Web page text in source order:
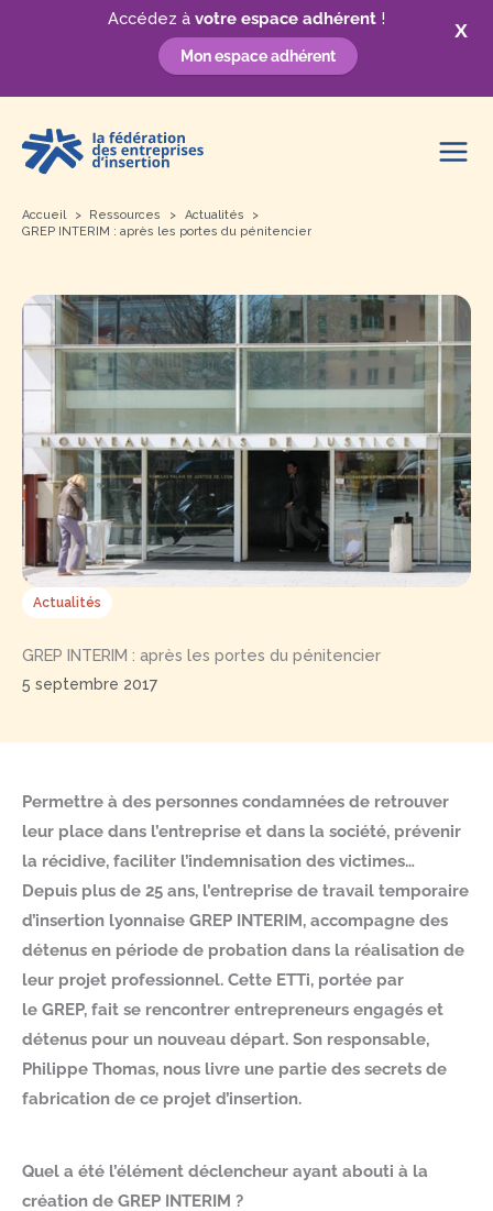
X
Accédez à votre espace adhérent !
Mon espace adhérent
contenu
Accueil Ressources
Actualités
GREP INTERIM : après les portes du pénitencier
Actualités
GREP INTERIM : après les portes du pénitencier
5 septembre 2017
Permettre à des personnes condamnées de retrouver
leur place dans l’entreprise et dans la société, prévenir
la récidive, faciliter l’indemnisation des victimes…
Depuis plus de 25 ans, l’entreprise de travail temporaire
d’insertion lyonnaise GREP INTERIM, accompagne des
détenus en période de probation dans la réalisation de
leur projet professionnel. Cette ETTi, portée par
le GREP, fait se rencontrer entrepreneurs engagés et
détenus pour un nouveau départ. Son responsable,
Philippe Thomas, nous livre une partie des secrets de
fabrication de ce projet d’insertion.
Quel a été l’élément déclencheur ayant abouti à la
création de GREP INTERIM ?